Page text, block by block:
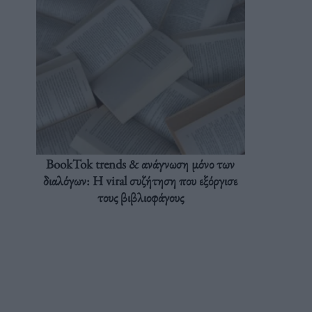
BookTok trends & ανάγνωση μόνο των
διαλόγων: Η viral συζήτηση που εξόργισε
τους βιβλιοφάγους